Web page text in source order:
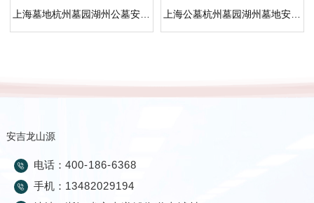
上海墓地杭州墓园湖州公墓安吉龙山源公墓风景 上海公墓杭州墓园湖州墓地安吉龙山源公墓风景
安吉龙山源
电话： 400-186-6368
手机： 13482029194